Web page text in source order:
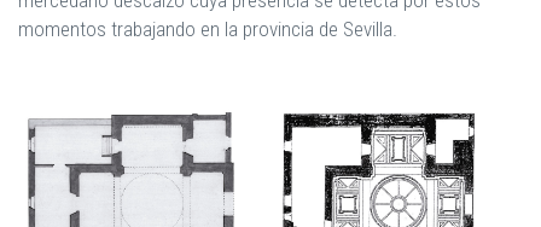
momentos trabajando en la provincia de Sevilla.